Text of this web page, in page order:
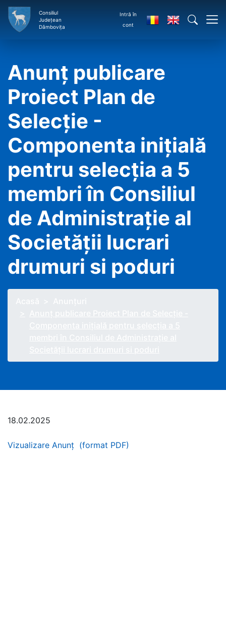
Consiliul
Județean
Dâmbovița
Intră în
cont
Anunț publicare
Proiect Plan de
Selecție -
Componenta inițială
pentru selecția a 5
membri în Consiliul
de Administrație al
Societății lucrari
drumuri si poduri
18.02.2025
Vizualizare Anunț (format PDF)